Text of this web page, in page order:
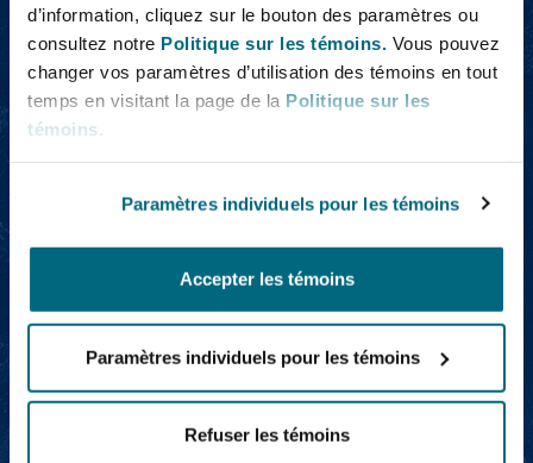
d’information, cliquez sur le bouton des paramètres ou
consultez notre Politique sur les témoins. Vous pouvez
changer vos paramètres d’utilisation des témoins en tout
temps en visitant la page de la Politique sur les
témoins
Paramètres individuels pour les témoins
Accepter les témoins
Paramètres individuels pour les témoins
Refuser les témoins
invalidantes et aux
pertes importantes